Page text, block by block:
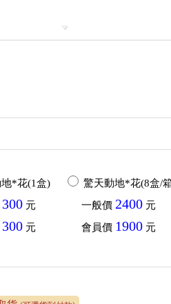
*花(1盒)
300元
300元
驚天動地*花(8盒/
一般價 2400元
會員價 1900元